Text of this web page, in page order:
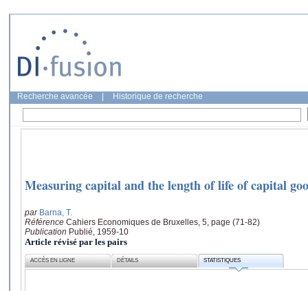
Recherche avancée Historique de recherche
Measuring capital and the length of life of capital
par Barna, T.
Référence Cahiers Economiques de Bruxelles, 5, page (71-82)
Publication Publié, 1959-10
Article révisé par les pairs
ACCÈS EN LIGNE DÉTAILS STATISTIQUES